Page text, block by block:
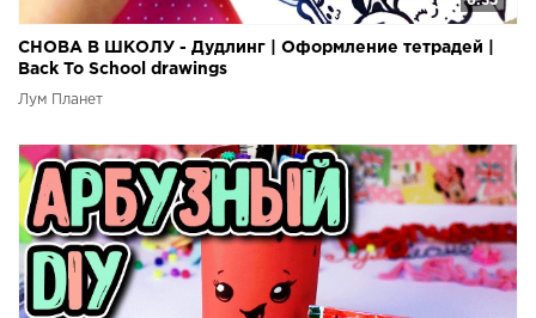
СНОВА В ШКОЛУ - Дудлинг | Оформление тетрадей |
Back To School drawings
Лум Планет